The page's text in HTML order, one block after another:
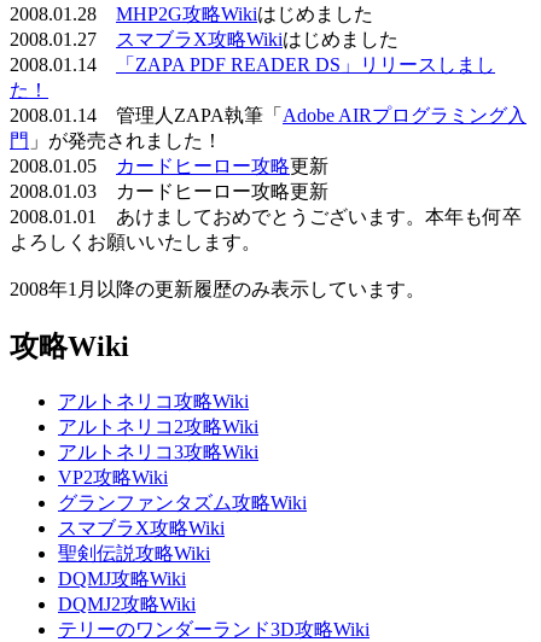
2008.01.28 MHP2G攻略Wikiはじめました
2008.01.27
スマブラX攻略Wikiはじめました
2008.01.14
「ZAPA PDF READER DS」リリースしまし
た！
2008.01.14 管理人ZAPA執筆「 Adobe AIRプログラミング入
門 」が発売されました！
2008.01.05
カードヒーロー攻略更新
2008.01.03 カードヒーロー攻略更新
2008.01.01 あけましておめでとうございます。本年も何卒
よろしくお願いいたします。
2008年1月以降の更新履歴のみ表示しています。
攻略Wiki
アルトネリコ攻略Wiki
アルトネリコ2攻略Wiki
アルトネリコ3攻略Wiki
VP2攻略Wiki
グランファンタズム攻略Wiki
スマブラX攻略Wiki
聖剣伝説攻略Wiki
DQMJ攻略Wiki
DQMJ2攻略Wiki
テリーのワンダーランド3D攻略Wiki